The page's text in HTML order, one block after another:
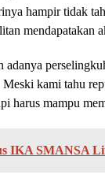
hampir tidak
mendapatakan
kami tahu
harus mampu
IKA SMANSA